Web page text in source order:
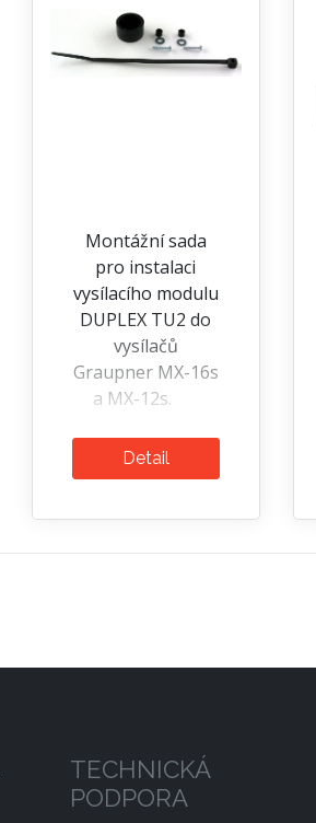
Montážní sada
pro instalaci
vysílacího modulu
DUPLEX TU2 do
vysílačů
Graupner MX-16s
a MX-12s.
Detail
TECHNICKÁ
PODPORA